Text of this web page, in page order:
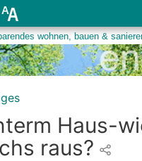
Haus-
raus?